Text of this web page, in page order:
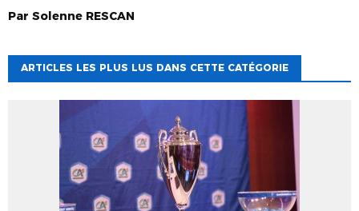
Par Solenne RESCAN
ARTICLES LES PLUS LUS DANS CETTE CATÉGORIE